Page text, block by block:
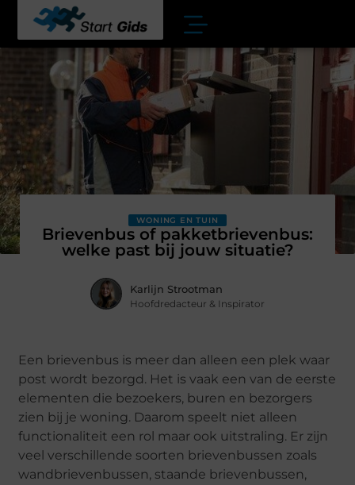
WONING EN TUIN
Brievenbus of pakketbrievenbus:
welke past bij jouw situatie?
Karlijn Strootman
Hoofdredacteur & Inspirator
Een brievenbus is meer dan alleen een plek waar
post wordt bezorgd. Het is vaak een van de eerste
elementen die bezoekers, buren en bezorgers
zien bij je woning. Daarom speelt niet alleen
functionaliteit een rol maar ook uitstraling. Er zijn
veel verschillende soorten brievenbussen zoals
wandbrievenbussen, staande brievenbussen,